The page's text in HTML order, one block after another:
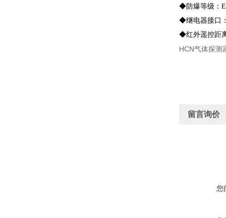
◆防爆等级：
◆继电器接口
◆红外遥控距
HCN气体探测
留言询价
您